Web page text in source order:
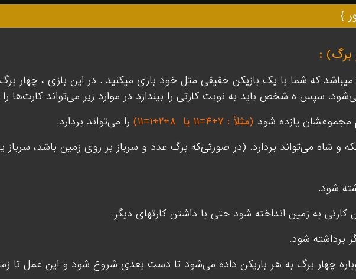
برگ) :
که شما با یک بازیکن حقیقی مثل خود بازی میکنید . در این بازی ، چهار
سپس ه شخص باید به نوبت کارتی را بیندازد در موارد زیر می‌تواند کارت‌ها
یازده شود (مثلاً : ۷+۴=۱۱ یا ۸+۲+۱=۱۱)
را می‌تواند بردارد.
و شاه می‌تواند بردارد. (در صورتی‌که برگ عدد و سرباز بر روی زمین باشد، سرباز
شود.
کارتی به زمین انداخته شود حتی با داشتن کارتهای دیگر.
برداشته شود.
چهار برگ به هر بازیکن داده می‌شود تا دست بعدی شروع شود و این عمل تا